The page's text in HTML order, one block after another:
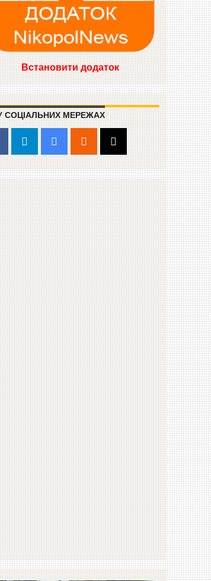
Встановити додаток
СОЦІАЛЬНИХ МЕРЕЖАХ